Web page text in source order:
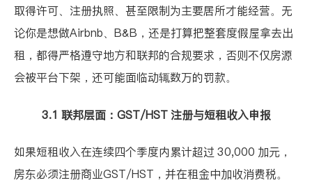
取得许可、注册执照、甚至限制为主要居所才能经营。无
论你是想做Airbnb、B&B，还是打算把整套度假屋拿去出
租，都得严格遵守地方和联邦的合规要求，否则不仅房源
会被平台下架，还可能面临动辄数万的罚款。
3.1 联邦层面：GST/HST 注册与短租收入申报
如果短租收入在连续四个季度内累计超过 30,000 加元，
房东必须注册商业GST/HST ，并在租金中加收消费税。